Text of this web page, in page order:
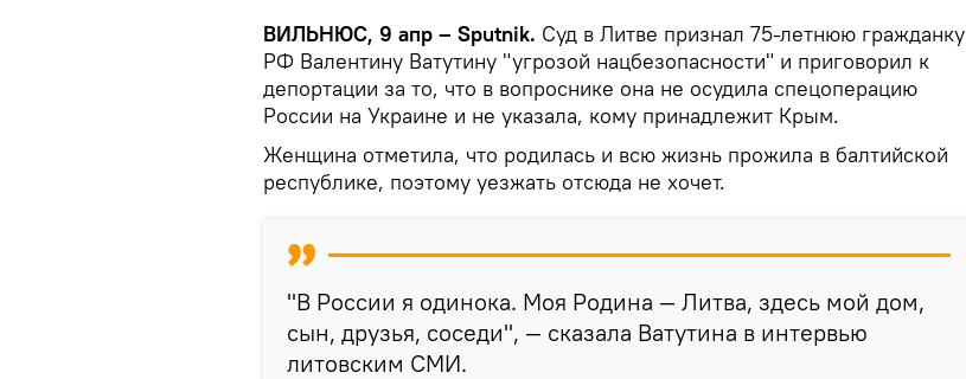
ВИЛЬНЮС, 9 апр – Sputnik. Суд в Литве признал 75-летнюю гражданку
РФ Валентину Ватутину "угрозой нацбезопасности" и приговорил к
депортации за то, что в вопроснике она не осудила спецоперацию
России на Украине и не указала, кому принадлежит Крым.
Женщина отметила, что родилась и всю жизнь прожила в балтийской
республике, поэтому уезжать отсюда не хочет.
"В России я одинока. Моя Родина — Литва, здесь мой дом,
сын, друзья, соседи", — сказала Ватутина в интервью
литовским СМИ.